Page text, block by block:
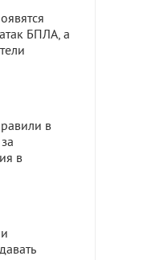
БПЛА, а
в
в